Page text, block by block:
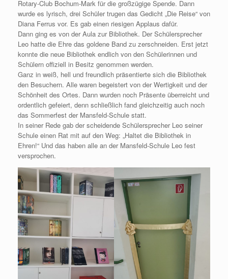
Rotary-Club Bochum-Mark für die großzügige Spende. Dann
wurde es lyrisch, drei Schüler trugen das Gedicht „Die Reise“ von
Diana Ferrus vor. Es gab einen riesigen Applaus dafür.
Dann ging es von der Aula zur Bibliothek. Der Schülersprecher
Leo hatte die Ehre das goldene Band zu zerschneiden. Erst jetzt
konnte die neue Bibliothek endlich von den Schülerinnen und
Schülern offiziell in Besitz genommen werden.
Ganz in weiß, hell und freundlich präsentierte sich die Bibliothek
den Besuchern. Alle waren begeistert von der Wertigkeit und der
Schönheit des Ortes. Dann wurden noch Präsente überreicht und
ordentlich gefeiert, denn schließlich fand gleichzeitig auch noch
das Sommerfest der Mansfeld-Schule statt.
In seiner Rede gab der scheidende Schülersprecher Leo seiner
Schule einen Rat mit auf den Weg: „Haltet die Bibliothek in
Ehren!“ Und das haben alle an der Mansfeld-Schule Leo fest
versprochen.